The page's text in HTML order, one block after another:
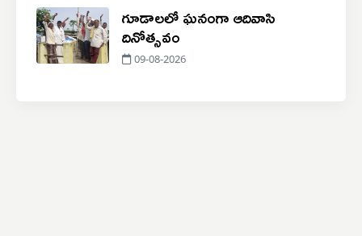
గూడాలలో ఘనంగా ఆదివాసి
దినోత్సవం
09-08-2026